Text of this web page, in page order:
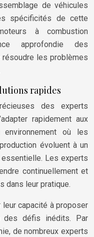
de véhicules
spécificités de cette
à combustion
approfondie des
résoudre les problèmes
rapides
des experts
rapidement aux
où les
évoluent à un
Les experts
continuellement et
dans leur pratique.
capacité à proposer
des défis inédits. Par
de nombreux experts